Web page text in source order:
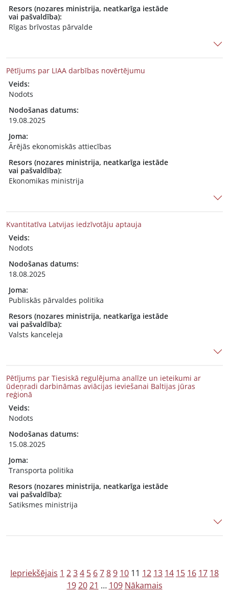
Resors (nozares ministrija, neatkarīga iestāde
vai pašvaldība):
Rīgas brīvostas pārvalde
Pētījums par LIAA darbības novērtējumu
Veids:
Nodots
Nodošanas datums:
19.08.2025
Joma:
Ārējās ekonomiskās attiecības
Resors (nozares ministrija, neatkarīga iestāde
vai pašvaldība):
Ekonomikas ministrija
Kvantitatīva Latvijas iedzīvotāju aptauja
Veids:
Nodots
Nodošanas datums:
18.08.2025
Joma:
Publiskās pārvaldes politika
Resors (nozares ministrija, neatkarīga iestāde
vai pašvaldība):
Valsts kanceleja
Pētījums par Tiesiskā regulējuma analīze un ieteikumi ar
ūdeņradi darbināmas aviācijas ieviešanai Baltijas jūras
reģionā
Veids:
Nodots
Nodošanas datums:
15.08.2025
Joma:
Transporta politika
Resors (nozares ministrija, neatkarīga iestāde
vai pašvaldība):
Satiksmes ministrija
ZIepriekšējais 1 234 5 6789 10 11 12 13 14 15 16 17 18
19 20 21 … 109 Nākamais